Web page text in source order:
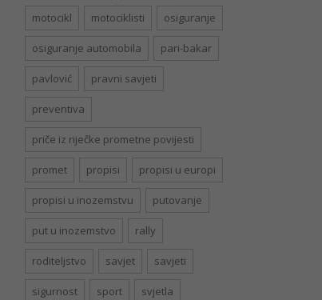
motocikl motociklisti osiguranje
osiguranje automobila pari-bakar
pavlović pravni savjeti
preventiva
priče iz riječke prometne povijesti
promet propisi propisi u europi
propisi u inozemstvu putovanje
put u inozemstvo rally
roditeljstvo savjet savjeti
sigurnost sport svjetla